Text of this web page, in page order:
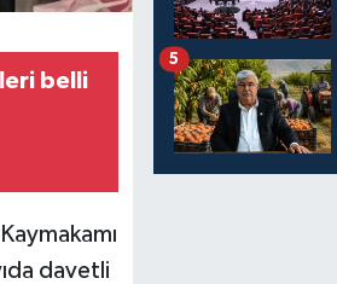
belli
davetli
5